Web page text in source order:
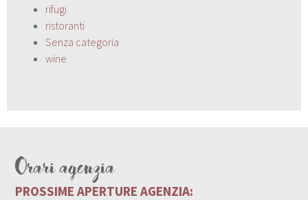
rifugi
ristoranti
Senza categoria
wine
Orari agenzia
PROSSIME APERTURE AGENZIA: